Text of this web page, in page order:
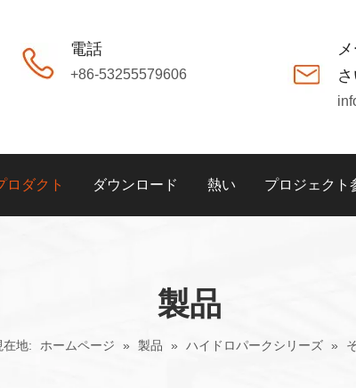
電話
+86-53255579606
ロダクト ダウンロード 熱い プロジェクト
製品
在地: ホームページ » 製品 » ハイドロパークシリーズ »